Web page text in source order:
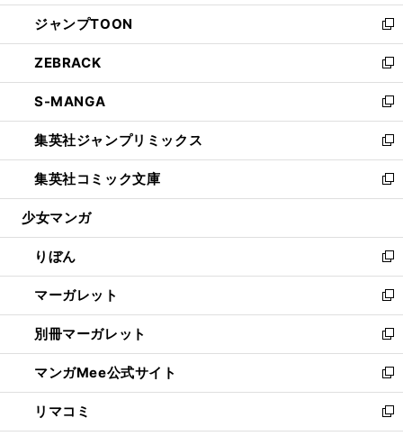
開
く
ウ
で
開
く
ン
ド
ウ
で
開
く
ウ
ィ
ン
ド
ウ
で
開
く
し
い
ウ
ィ
ン
ド
ウ
で
開
く
ジャンプTOON
新
し
い
ウ
ィ
ン
ド
ウ
で
開
ZEBRACK
新
し
い
ウ
ィ
ン
ド
ウ
開
く
S-MANGA
新
し
い
ウ
ィ
ン
ウ
で
開
く
集英社ジャンプリミックス
新
し
い
ウ
ン
ド
ウ
で
開
く
集英社コミック文庫
新
し
ウ
ィ
ン
ド
ウ
で
開
く
少女マンガ
りぼん
新
し
い
ウ
ィ
ン
ド
ウ
で
開
マーガレット
新
し
い
ウ
ィ
ン
ド
ウ
別冊マーガレット
新
し
い
ウ
ィ
ン
マンガMee公式サイト
新
し
い
リマコミ
新